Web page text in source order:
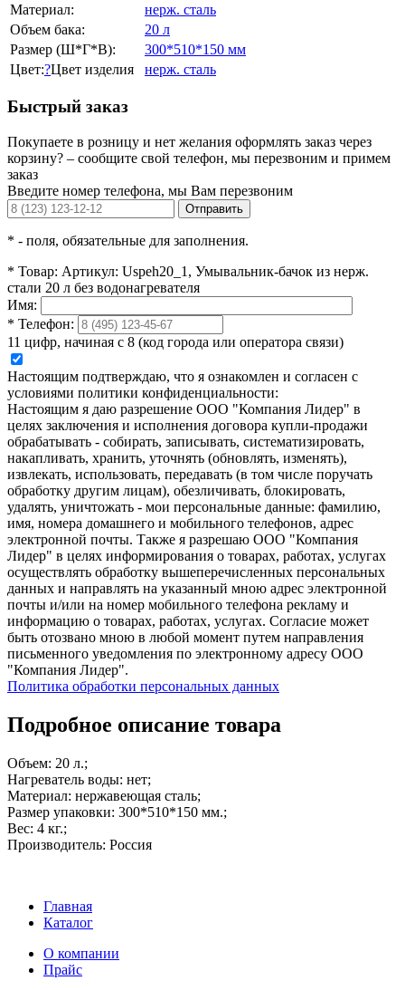
Материал:
нерж. сталь
Объем бака:
20 л
Размер (Ш*Г*В):
300*510*150 мм
Цвет:?Цвет изделия нерж. сталь
Быстрый заказ
Покупаете в розницу и нет желания оформлять заказ через
корзину? – сообщите свой телефон, мы перезвоним и примем
заказ
Введите номер телефона, мы Вам перезвоним
Отправить
* - поля, обязательные для заполнения.
* Товар: Артикул: Uspeh20_1, Умывальник-бачок из нерж.
стали 20 л без водонагревателя
Имя:
* Телефон:
11 цифр, начиная с 8 (код города или оператора связи)
Настоящим подтверждаю, что я ознакомлен и согласен с
условиями политики конфиденциальности:
Настоящим я даю разрешение ООО "Компания Лидер" в
целях заключения и исполнения договора купли-продажи
обрабатывать - собирать, записывать, систематизировать,
накапливать, хранить, уточнять (обновлять, изменять),
извлекать, использовать, передавать (в том числе поручать
обработку другим лицам), обезличивать, блокировать,
удалять, уничтожать - мои персональные данные: фамилию,
имя, номера домашнего и мобильного телефонов, адрес
электронной почты. Также я разрешаю ООО "Компания
Лидер" в целях информирования о товарах, работах, услугах
осуществлять обработку вышеперечисленных персональных
данных и направлять на указанный мною адрес электронной
почты и/или на номер мобильного телефона рекламу и
информацию о товарах, работах, услугах. Согласие может
быть отозвано мною в любой момент путем направления
письменного уведомления по электронному адресу ООО
"Компания Лидер".
Политика обработки персональных данных
Подробное описание товара
Объем: 20 л.;
Нагреватель воды: нет;
Материал: нержавеющая сталь;
Размер упаковки: 300*510*150 мм.;
Вес: 4 кг.;
Производитель: Россия
Главная
Каталог
О компании
Прайс